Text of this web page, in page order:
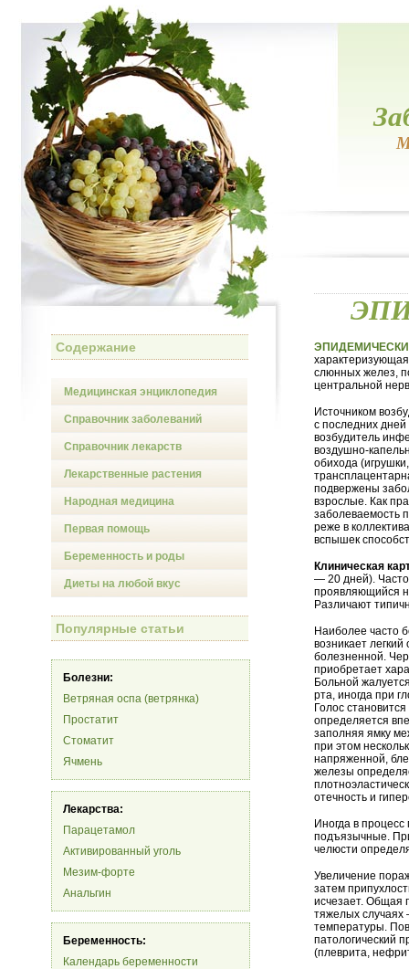
Содержание
Медицинская энциклопедия
Справочник заболеваний
Справочник лекарств
Лекарственные растения
Народная медицина
Первая помощь
Беременность и роды
Диеты на любой вкус
Популярные статьи
Болезни:
Ветряная оспа (ветрянка)
Простатит
Стоматит
Ячмень
Лекарства:
Парацетамол
Активированный уголь
Мезим-форте
Анальгин
Беременность:
Календарь беременности
слюнных желез,
центральной
Источником
с последних
возбудитель
воздушно-
обихода
подвержены
взрослые. Как
заболеваемость
реже в
вспышек
Клиническая
— 20 дней).
проявляющийся
Различают
Наиболее часто
возникает
болезненной.
приобретает
Больной
рта, иногда при
Голос
определяется
заполняя ямку
при этом
напряженной,
железы
отечность и
Иногда в
подъязычные.
челюсти
Увеличение
затем
исчезает. Общая
тяжелых
температуры.
патологический
(плеврита,